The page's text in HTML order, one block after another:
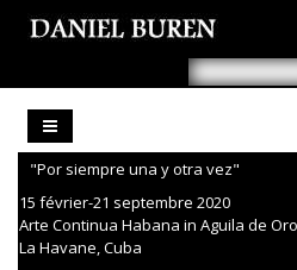
"Por siempre una y otra vez"
15 février-21 septembre 2020
Arte Continua Habana in Aguila de
La Havane, Cuba